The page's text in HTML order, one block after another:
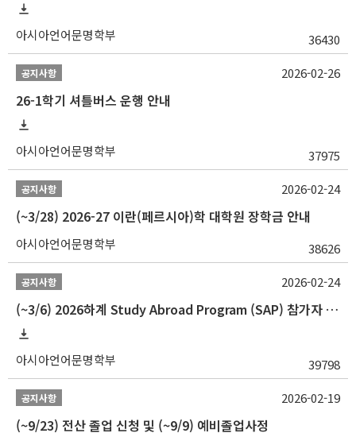
아시아언어문명학부 36430
공지사항
26-1학기 셔틀버스 운행 안내
아시아언어문명학부 37975
2026-02-26
공지사항
(~3/28) 2026-27 이란(페르시아)학 대학원 장학금 안내
아시아언어문명학부 38626
2026-02-24
공지사항
(~3/6) 2026하계 Study Abroad Program (SAP) 참가자 모집 안내
아시아언어문명학부 39798
2026-02-24
공지사항
(~9/23) 전산 졸업 신청 및 (~9/9) 예비졸업사정
2026-02-19